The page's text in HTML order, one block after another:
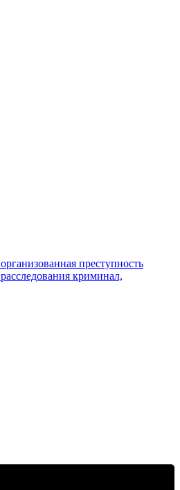
организованная преступность
расследования криминал,